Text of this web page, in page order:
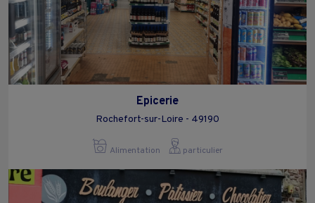
Epicerie
Rochefort-sur-Loire - 49190
Alimentation particulier